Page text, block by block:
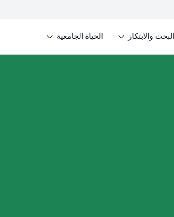
البحث والابتكار الحياة الجامعية